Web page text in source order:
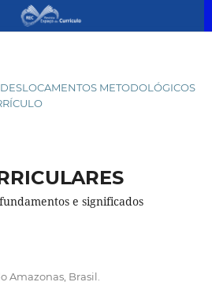
METODOLÓGICOS
e significados
Amazonas, Brasil.